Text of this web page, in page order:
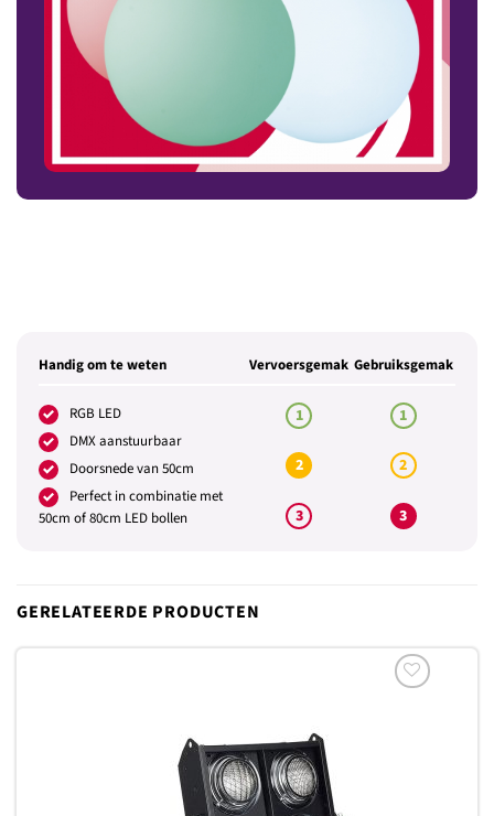
Handig om te weten
RGB LED
DMX aanstuurbaar
Doorsnede van 50cm
Perfect in combinatie met
50cm of 80cm LED bollen
Vervoersgemak
1
2
3
Gebruiksgemak
1
2
3
GERELATEERDE PRODUCTEN